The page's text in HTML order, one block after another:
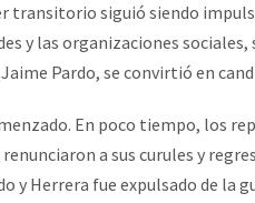
transitorio siguió siendo
y las organizaciones
Pardo, se convirtió en
En poco tiempo, los
a sus curules y
y Herrera fue expulsado de la